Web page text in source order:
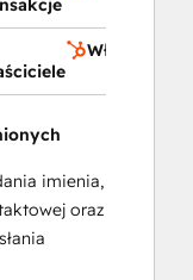
Właściciele
imienia,
oraz